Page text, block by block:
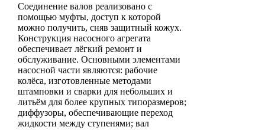
Соединение валов реализовано с
помощью муфты, доступ к которой
можно получить, сняв защитный кожух.
Конструкция насосного агрегата
обеспечивает лёгкий ремонт и
обслуживание. Основными элементами
насосной части являются: рабочие
колёса, изготовленные методами
штамповки и сварки для небольших и
литьём для более крупных типоразмеров;
диффузоры, обеспечивающие переход
жидкости между ступенями; вал